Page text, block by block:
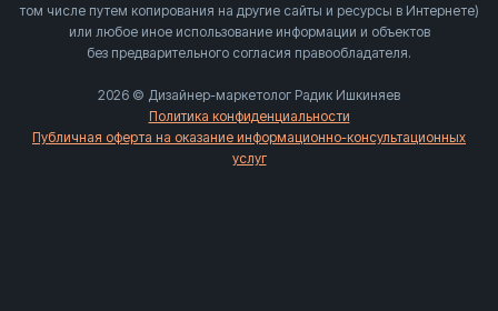
том числе путем копирования на другие сайты и ресурсы в Интернете)
или любое иное использование информации и объектов
без предварительного согласия правообладателя.
2026 © Дизайнер-маркетолог Радик Ишкиняев
Политика конфиденциальности
Публичная оферта на оказание информационно-консультационных
услуг